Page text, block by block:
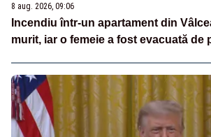
8 aug. 2026, 09:06
Incendiu într-un apartament din
murit, iar o femeie a fost evacuată de